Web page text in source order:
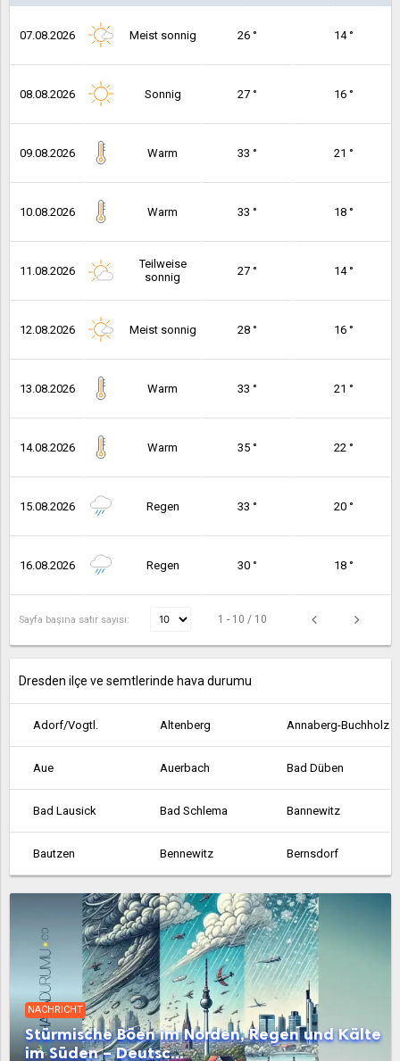
07.08.2026 Meist sonnig 26 ° 14 °
08.08.2026 Sonnig 27 ° 16 °
09.08.2026 Warm 33 ° 21 °
10.08.2026 Warm 33 ° 18 °
11.08.2026
Teilweise
sonnig
27 ° 14 °
12.08.2026 Meist sonnig 28 ° 16 °
13.08.2026 Warm 33 ° 21 °
14.08.2026 Warm 35 ° 22 °
15.08.2026 Regen 33 ° 20 °
16.08.2026 Regen 30 ° 18 °
Sayfa başına satır sayısı: 1 - 10 / 10
Dresden ilçe ve semtlerinde hava durumu
Adorf/Vogtl. Altenberg Annaberg-Buchholz
Aue Auerbach Bad Düben
Bad Lausick Bad Schlema Bannewitz
Bautzen Bennewitz Bernsdorf
Bischofswerda Bobritzsch-Hilbersdorf Böhlen
Borna Borsdorf Boxberg
Brand-Erbisdorf Brandis Breitenbrunn
Burgstädt Burkhardtsdorf Callenberg
NACHRICHT
Stürmische Böen im Norden, Regen und Kälte
im Süden – Deutsc...